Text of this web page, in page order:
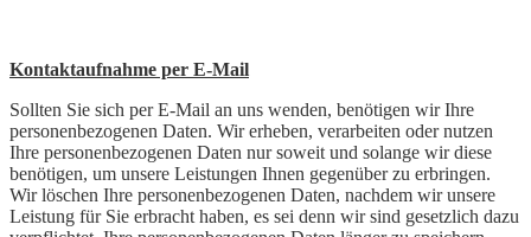
Kontaktaufnahme per E-Mail
Sollten Sie sich per E-Mail an uns wenden, benötigen wir Ihre
personenbezogenen Daten. Wir erheben, verarbeiten oder nutzen
Ihre personenbezogenen Daten nur soweit und solange wir diese
benötigen, um unsere Leistungen Ihnen gegenüber zu erbringen.
Wir löschen Ihre personenbezogenen Daten, nachdem wir unsere
Leistung für Sie erbracht haben, es sei denn wir sind gesetzlich dazu